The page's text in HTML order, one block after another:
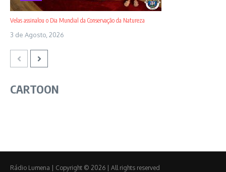
Velas assinalou o Dia Mundial da Conservação da Natureza
3 de Agosto, 2026
CARTOON
Rádio Lumena | Copyright © 2026 | All rights reserved